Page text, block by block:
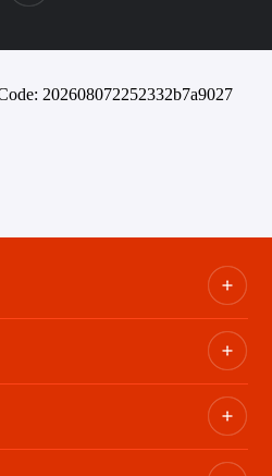
202608072252332b7a9027
prensa, anuncios de